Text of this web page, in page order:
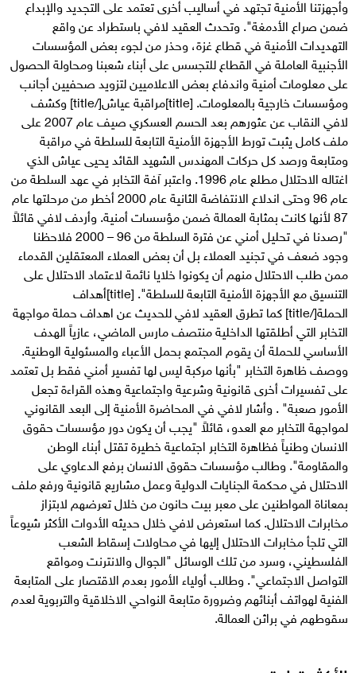
وأجهزتنا الأمنية تجتهد في أساليب أخرى تعتمد على التجديد والإبداع
ضمن صراع الأدمغة". وتحدث العقيد لافي باستطراد عن واقع
التهديدات الأمنية في قطاع غزة، وحذر من لجوء بعض المؤسسات
الأجنبية العاملة في القطاع للتجسس على أبناء شعبنا ومحاولة الحصول
على معلومات أمنية واندفاع بعض الاعلاميين لتزويد صحفيين أجانب
ومؤسسات خارجية بالمعلومات. [title]مراقبة عياش[/title] وكشف
لافي النقاب عن عثورهم بعد الحسم العسكري صيف عام 2007 على
ملف كامل يثبت تورط الأجهزة الأمنية التابعة للسلطة في مراقبة
ومتابعة ورصد كل حركات المهندس الشهيد القائد يحيى عياش الذي
اغتاله الاحتلال مطلع عام 1996. واعتبر آفة التخابر في عهد السلطة من
عام 96 وحتى اندلاع الانتفاضة الثانية عام 2000 أخطر من مرحلتها عام
87 لأنها كانت بمثابة العمالة ضمن مؤسسات أمنية. وأردف لافي قائلاً
"رصدنا في تحليل أمني عن فترة السلطة من 96 – 2000 فلاحظنا
وجود ضعف في تجنيد العملاء بل أن بعض العملاء المعتقلين القدماء
ممن طلب الاحتلال منهم أن يكونوا خلايا نائمة لاعتماد الاحتلال على
التنسيق مع الأجهزة الأمنية التابعة للسلطة". [title]أهداف
الحملة[/title] كما تطرق العقيد لافي للحديث عن اهداف حملة مواجهة
التخابر التي أطلقتها الداخلية منتصف مارس الماضي، عازياً الهدف
الأساسي للحملة أن يقوم المجتمع بحمل الأعباء والمسئولية الوطنية.
ووصف ظاهرة التخابر "بأنها مركبة ليس لها تفسير أمني فقط بل تعتمد
على تفسيرات أخرى قانونية وشرعية واجتماعية وهذه القراءة تجعل
الأمور صعبة" . وأشار لافي في المحاضرة الأمنية إلى البعد القانوني
لمواجهة التخابر مع العدو، قائلاً "يجب أن يكون دور مؤسسات حقوق
الانسان وطنياً فظاهرة التخابر اجتماعية خطيرة تقتل أبناء الوطن
والمقاومة". وطالب مؤسسات حقوق الانسان برفع الدعاوي على
الاحتلال في محكمة الجنايات الدولية وعمل مشاريع قانونية ورفع ملف
بمعاناة المواطنين على معبر بيت حانون من خلال تعرضهم لابتزاز
مخابرات الاحتلال. كما استعرض لافي خلال حديثه الأدوات الأكثر شيوعاً
التي تلجأ مخابرات الاحتلال إليها في محاولات إسقاط الشعب
الفلسطيني، وسرد من تلك الوسائل "الجوال والانترنت ومواقع
التواصل الاجتماعي". وطالب أولياء الأمور بعدم الاقتصار على المتابعة
الفنية لهواتف أبنائهم وضرورة متابعة النواحي الاخلاقية والتربوية لعدم
سقوطهم في براثن العمالة.